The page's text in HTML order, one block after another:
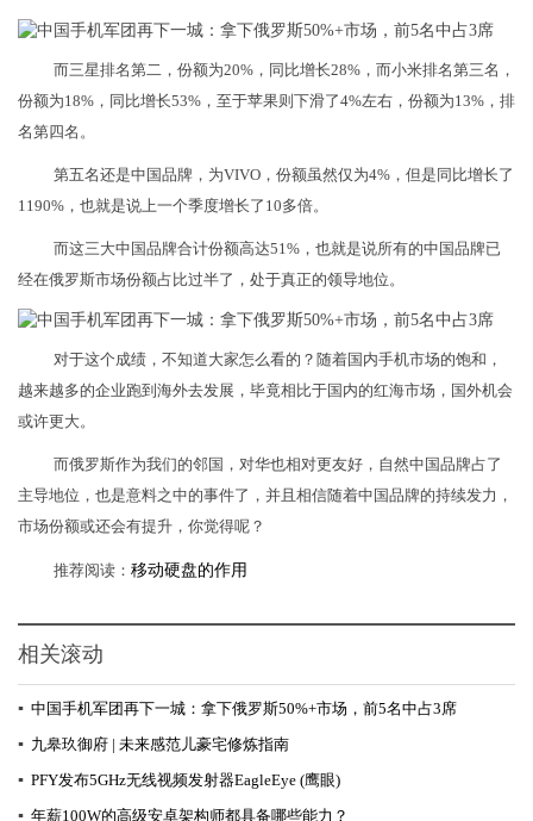
而三星排名第二，份额为20%，同比增长28%，而小米排名第三名，
份额为18%，同比增长53%，至于苹果则下滑了4%左右，份额为13%，排
名第四名。
第五名还是中国品牌，为VIVO，份额虽然仅为4%，但是同比增长了
1190%，也就是说上一个季度增长了10多倍。
而这三大中国品牌合计份额高达51%，也就是说所有的中国品牌已
经在俄罗斯市场份额占比过半了，处于真正的领导地位。
对于这个成绩，不知道大家怎么看的？随着国内手机市场的饱和，
越来越多的企业跑到海外去发展，毕竟相比于国内的红海市场，国外机会
或许更大。
而俄罗斯作为我们的邻国，对华也相对更友好，自然中国品牌占了
主导地位，也是意料之中的事件了，并且相信随着中国品牌的持续发力，
市场份额或还会有提升，你觉得呢？
推荐阅读： 移动硬盘的作用
相关滚动
▪ 中国手机军团再下一城：拿下俄罗斯50%+市场，前5名中占3席
▪ 九皋玖御府 | 未来感范儿豪宅修炼指南
▪ PFY发布5GHz无线视频发射器EagleEye (鹰眼)
▪ 年薪100W的高级安卓架构师都具备哪些能力？